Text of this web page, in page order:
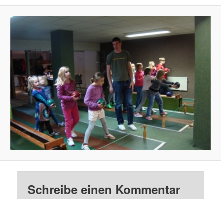
Schreibe einen Kommentar